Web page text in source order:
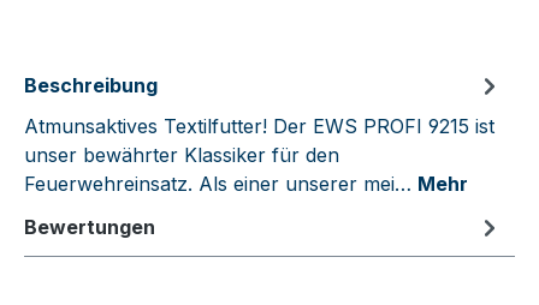
Beschreibung
Atmunsaktives Textilfutter! Der EWS PROFI 9215 ist
unser bewährter Klassiker für den
Feuerwehreinsatz. Als einer unserer mei… Mehr
Bewertungen